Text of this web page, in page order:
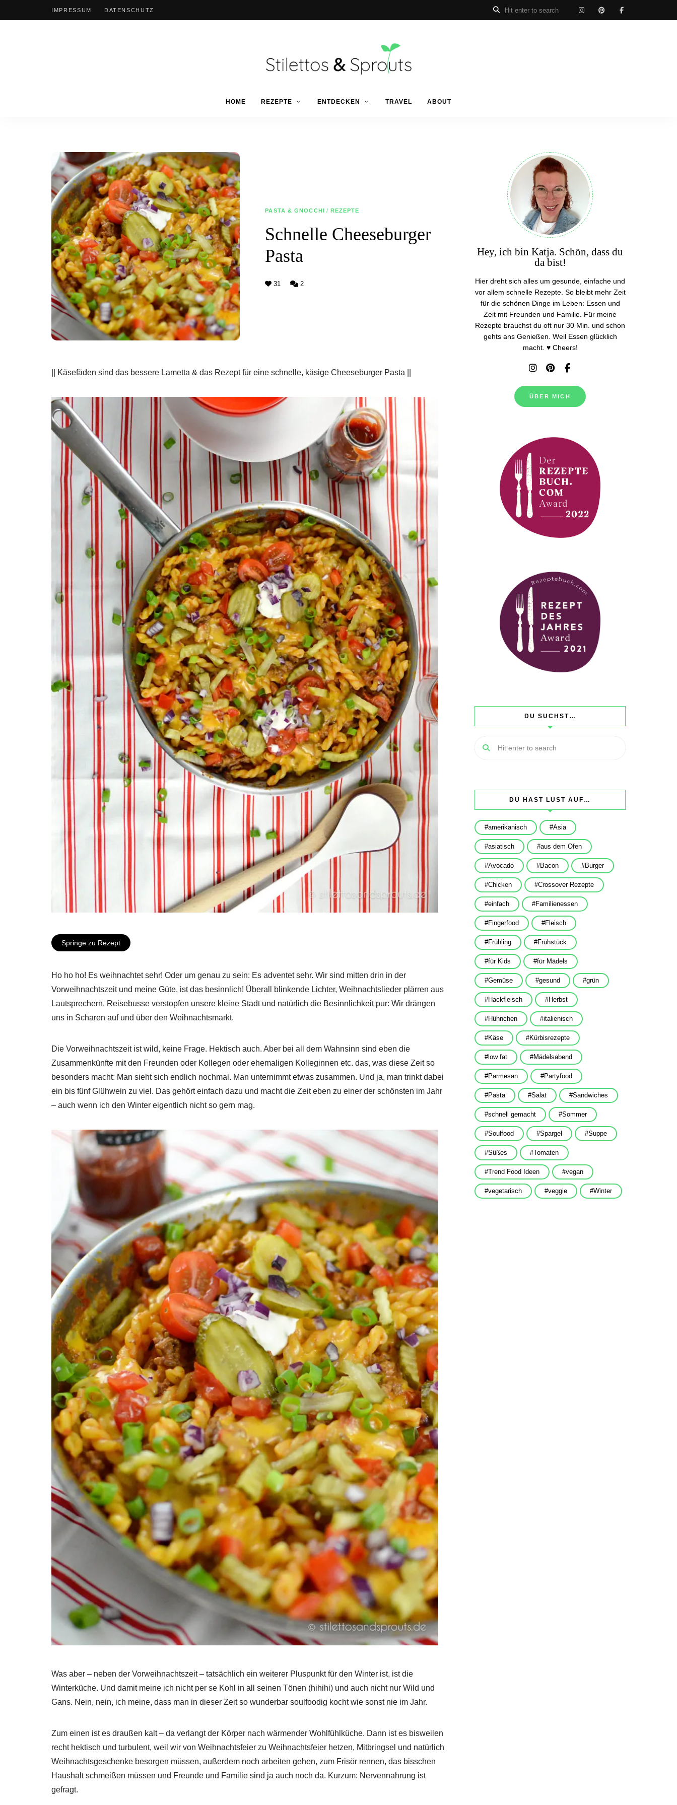
IMPRESSUM DATENSCHUTZ
Stilettos
Food
Blog
HOME REZEPTE ENTDECKEN TRAVEL ABOUT
PASTA & GNOCCHI / REZEPTE
Schnelle Cheeseburger
Pasta
31 2
|| Käsefäden sind das bessere Lametta & das Rezept für eine schnelle, käsige Cheeseburger Pasta ||
Springe zu Rezept
Ho ho ho! Es weihnachtet sehr! Oder um genau zu sein: Es adventet sehr. Wir sind mitten drin in der
Vorweihnachtszeit und meine Güte, ist das besinnlich! Überall blinkende Lichter, Weihnachtslieder plärren aus
Lautsprechern, Reisebusse verstopfen unsere kleine Stadt und natürlich die Besinnlichkeit pur: Wir drängen
uns in Scharen auf und über den Weihnachtsmarkt.
Die Vorweihnachtszeit ist wild, keine Frage. Hektisch auch. Aber bei all dem Wahnsinn sind eben die
Zusammenkünfte mit den Freunden oder Kollegen oder ehemaligen Kolleginnen etc. das, was diese Zeit so
besonders macht: Man sieht sich endlich nochmal. Man unternimmt etwas zusammen. Und ja, man trinkt dabei
ein bis fünf Glühwein zu viel. Das gehört einfach dazu und macht die Zeit eben zu einer der schönsten im Jahr
– auch wenn ich den Winter eigentlich nicht so gern mag.
Was aber – neben der Vorweihnachtszeit – tatsächlich ein weiterer Pluspunkt für den Winter ist, ist die
Winterküche. Und damit meine ich nicht per se Kohl in all seinen Tönen (hihihi) und auch nicht nur Wild und
Gans. Nein, nein, ich meine, dass man in dieser Zeit so wunderbar soulfoodig kocht wie sonst nie im Jahr.
Zum einen ist es draußen kalt – da verlangt der Körper nach wärmender Wohlfühlküche. Dann ist es bisweilen
recht hektisch und turbulent, weil wir von Weihnachtsfeier zu Weihnachtsfeier hetzen, Mitbringsel und natürlich
Weihnachtsgeschenke besorgen müssen, außerdem noch arbeiten gehen, zum Frisör rennen, das bisschen
Haushalt schmeißen müssen und Freunde und Familie sind ja auch noch da. Kurzum: Nervennahrung ist
gefragt.
Hey, ich bin Katja. Schön, dass du
da bist!
Hier dreht sich alles um gesunde, einfache und
vor allem schnelle Rezepte. So bleibt mehr Zeit
für die schönen Dinge im Leben: Essen und
Zeit mit Freunden und Familie. Für meine
Rezepte brauchst du oft nur 30 Min. und schon
gehts ans Genießen. Weil Essen glücklich
macht. ♥ Cheers!
ÜBER MICH
DU SUCHST…
DU HAST LUST AUF…
amerikanisch Asia
asiatisch aus dem Ofen
Avocado Bacon Burger
Chicken Crossover Rezepte
einfach Familienessen
Fingerfood Fleisch
Frühling Frühstück
für Kids für Mädels
Gemüse gesund grün
Hackfleisch Herbst
Hühnchen italienisch
Käse Kürbisrezepte
low fat Mädelsabend
Parmesan Partyfood
Pasta Salat Sandwiches
schnell gemacht Sommer
Soulfood Spargel Suppe
Süßes Tomaten
Trend Food Ideen vegan
vegetarisch veggie Winter